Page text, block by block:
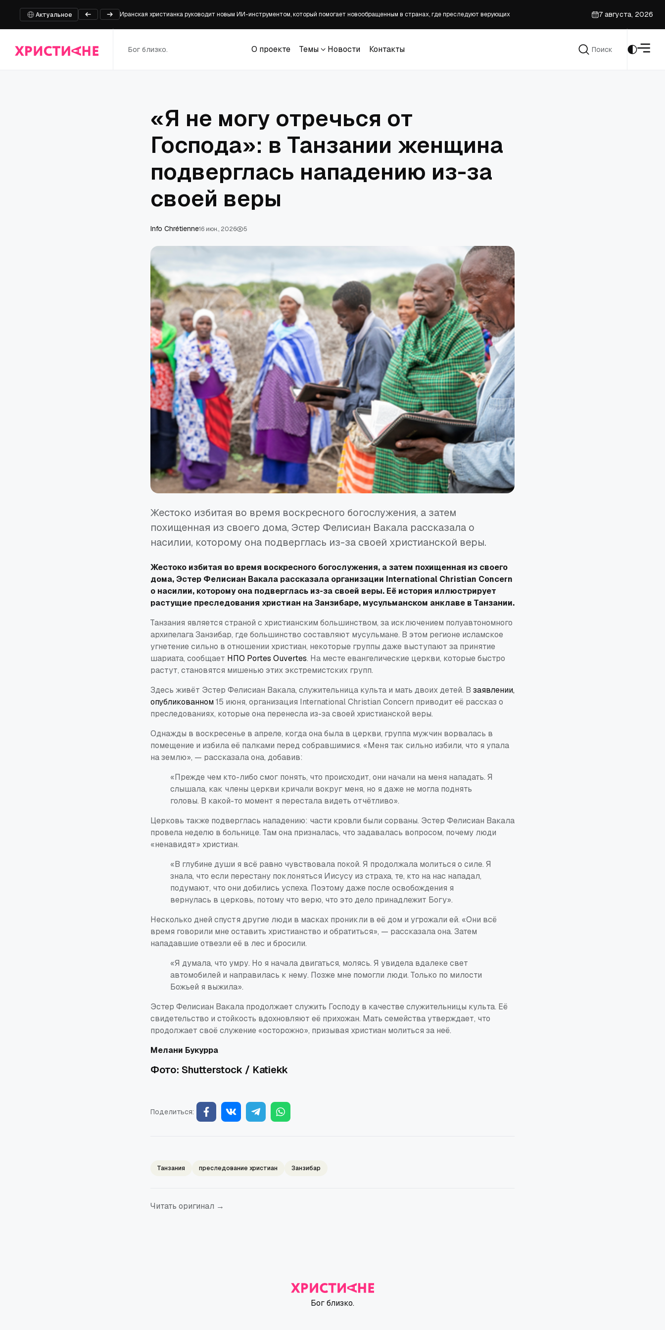
Актуальное
Православная служба милосердия Екатеринбурга помогла пострадавшим от паводка в Свердловской области
Означало ли «все люди созданы равными» всегда и чернокожих американцев?
Опубликован отрывной Патриарший календарь «Пресвятая Богородице, спаси нас!» на 2027 год
7 августа, 2026
Бог близко.
О проекте
Темы
Новости
Контакты
Поиск
«Я не могу отречься от
Господа»: в Танзании женщина
подверглась нападению из-за
своей веры
Info Chrétienne16 июн., 2026 5
Жестоко избитая во время воскресного богослужения, а затем
похищенная из своего дома, Эстер Фелисиан Вакала рассказала о
насилии, которому она подверглась из-за своей христианской веры.
Жестоко избитая во время воскресного богослужения, а затем похищенная из своего
дома, Эстер Фелисиан Вакала рассказала организации International Christian Concern
о насилии, которому она подверглась из-за своей веры. Её история иллюстрирует
растущие преследования христиан на Занзибаре, мусульманском анклаве в Танзании.
Танзания является страной с христианским большинством, за исключением полуавтономного
архипелага Занзибар, где большинство составляют мусульмане. В этом регионе исламское
угнетение сильно в отношении христиан, некоторые группы даже выступают за принятие
шариата, сообщает НПО Portes Ouvertes. На месте евангелические церкви, которые быстро
растут, становятся мишенью этих экстремистских групп.
Здесь живёт Эстер Фелисиан Вакала, служительница культа и мать двоих детей. В заявлении,
опубликованном15 июня, организация International Christian Concern приводит её рассказ о
преследованиях, которые она перенесла из-за своей христианской веры.
Однажды в воскресенье в апреле, когда она была в церкви, группа мужчин ворвалась в
помещение и избила её палками перед собравшимися. «Меня так сильно избили, что я упала
на землю», — рассказала она, добавив:
«Прежде чем кто-либо смог понять, что происходит, они начали на меня нападать. Я
слышала, как члены церкви кричали вокруг меня, но я даже не могла поднять
головы. В какой-то момент я перестала видеть отчётливо».
Церковь также подверглась нападению: части кровли были сорваны. Эстер Фелисиан Вакала
провела неделю в больнице. Там она призналась, что задавалась вопросом, почему люди
«ненавидят» христиан.
«В глубине души я всё равно чувствовала покой. Я продолжала молиться о силе. Я
знала, что если перестану поклоняться Иисусу из страха, те, кто на нас нападал,
подумают, что они добились успеха. Поэтому даже после освобождения я
вернулась в церковь, потому что верю, что это дело принадлежит Богу».
Несколько дней спустя другие люди в масках проникли в её дом и угрожали ей. «Они всё
время говорили мне оставить христианство и обратиться», — рассказала она. Затем
нападавшие отвезли её в лес и бросили.
«Я думала, что умру. Но я начала двигаться, молясь. Я увидела вдалеке свет
автомобилей и направилась к нему. Позже мне помогли люди. Только по милости
Божьей я выжила».
Эстер Фелисиан Вакала продолжает служить Господу в качестве служительницы культа. Её
свидетельство и стойкость вдохновляют её прихожан. Мать семейства утверждает, что
продолжает своё служение «осторожно», призывая христиан молиться за неё.
Мелани Букурра
Фото: Shutterstock / Katiekk
Поделиться:
Танзания преследование христиан Занзибар
Читать оригинал →
Бог близко.